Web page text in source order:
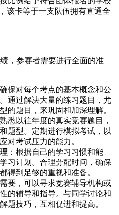
该卡等于一支队伍拥有直通全
，参赛者需要进行全面的准
保对每个考点的基本概念和公
通过解决大量的练习题目，尤
的题目，来巩固和加深理解。
熟悉以往年度的真实竞赛题目，
题型。定期进行模拟考试，以
对考试压力的能力。
：根据自己的学习习惯和能
习计划。合理分配时间，确保
得到足够的重视和准备。
需要，可以寻求竞赛辅导机构或
的辅导和指导。与同学讨论和
题技巧，互相促进和提高。